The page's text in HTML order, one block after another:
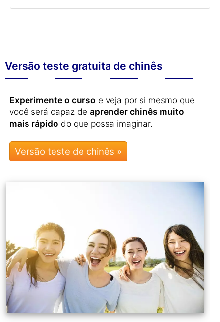
Versão teste gratuita de chinês
Experimente o curso e veja por si mesmo que
você será capaz de aprender chinês muito
mais rápido do que possa imaginar.